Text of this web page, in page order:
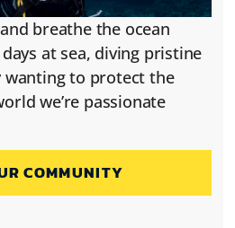
breathe the ocean
at sea, diving pristine
wanting to protect the
we’re passionate
COMMUNITY